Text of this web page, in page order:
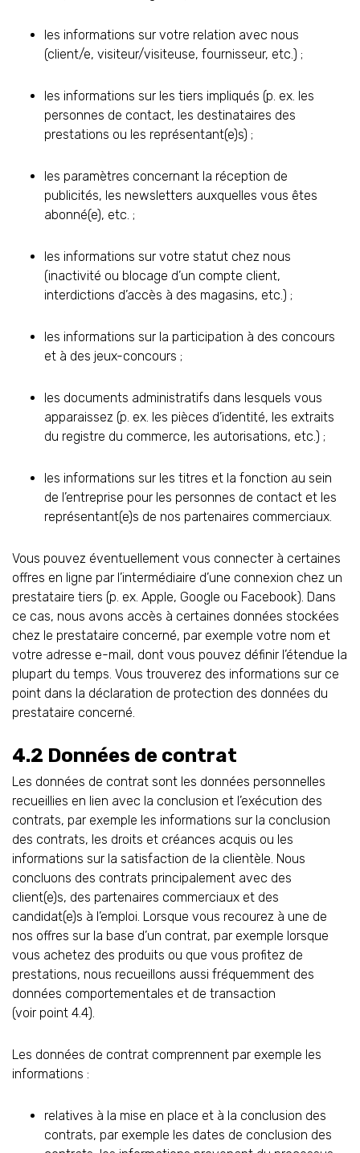
les informations sur votre relation avec nous
(client/e, visiteur/visiteuse, fournisseur, etc.) ;
les informations sur les tiers impliqués (p. ex. les
personnes de contact, les destinataires des
prestations ou les représentant(e)s) ;
les paramètres concernant la réception de
publicités, les newsletters auxquelles vous êtes
abonné(e), etc. ;
les informations sur votre statut chez nous
(inactivité ou blocage d’un compte client,
interdictions d’accès à des magasins, etc.) ;
les informations sur la participation à des concours
et à des jeux-concours ;
les documents administratifs dans lesquels vous
apparaissez (p. ex. les pièces d’identité, les extraits
du registre du commerce, les autorisations, etc.) ;
les informations sur les titres et la fonction au sein
de l’entreprise pour les personnes de contact et les
représentant(e)s de nos partenaires commerciaux.
Vous pouvez éventuellement vous connecter à certaines
offres en ligne par l’intermédiaire d’une connexion chez un
prestataire tiers (p. ex. Apple, Google ou Facebook). Dans
ce cas, nous avons accès à certaines données stockées
chez le prestataire concerné, par exemple votre nom et
votre adresse e-mail, dont vous pouvez définir l’étendue la
plupart du temps. Vous trouverez des informations sur ce
point dans la déclaration de protection des données du
prestataire concerné.
4.2 Données de contrat
Les données de contrat sont les données personnelles
recueillies en lien avec la conclusion et l’exécution des
contrats, par exemple les informations sur la conclusion
des contrats, les droits et créances acquis ou les
informations sur la satisfaction de la clientèle. Nous
concluons des contrats principalement avec des
client(e)s, des partenaires commerciaux et des
candidat(e)s à l’emploi. Lorsque vous recourez à une de
nos offres sur la base d’un contrat, par exemple lorsque
vous achetez des produits ou que vous profitez de
prestations, nous recueillons aussi fréquemment des
données comportementales et de transaction
(voir point 4.4).
Les données de contrat comprennent par exemple les
informations :
relatives à la mise en place et à la conclusion des
contrats, par exemple les dates de conclusion des